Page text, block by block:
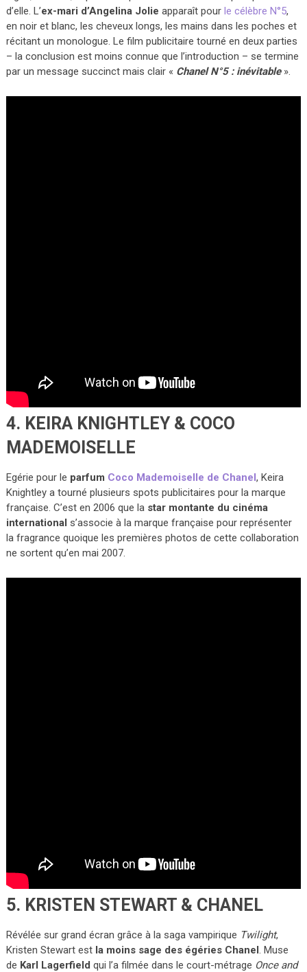
d’elle. L’ex-mari d’Angelina Jolie apparaît pour le célèbre N°5,
en noir et blanc, les cheveux longs, les mains dans les poches et
récitant un monologue. Le film publicitaire tourné en deux parties
– la conclusion est moins connue que l’introduction – se termine
par un message succinct mais clair « Chanel N°5 : inévitable».
4. KEIRA KNIGHTLEY & COCO
MADEMOISELLE
Egérie pour le parfum Coco Mademoiselle de Chanel, Keira
Knightley a tourné plusieurs spots publicitaires pour la marque
française. C’est en 2006 que la star montante du cinéma
international s’associe à la marque française pour représenter
la fragrance quoique les premières photos de cette collaboration
ne sortent qu’en mai 2007.
5. KRISTEN STEWART & CHANEL
Révélée sur grand écran grâce à la saga vampirique Twilight,
Kristen Stewart est la moins sage des égéries Chanel. Muse
de Karl Lagerfield qui l’a filmée dans le court-métrage Once and